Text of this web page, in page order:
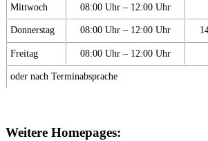
Mittwoch 08:00 Uhr – 12:00 Uhr
Donnerstag 08:00 Uhr – 12:00 Uhr
Freitag 08:00 Uhr – 12:00 Uhr
oder nach Terminabsprache
Weitere Homepages: